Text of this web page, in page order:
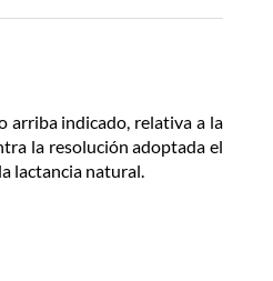
arriba indicado, relativa a la
la resolución adoptada el
lactancia natural.